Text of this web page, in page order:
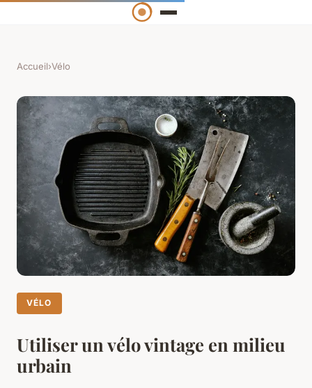
Accueil›Vélo
VÉLO
Utiliser un vélo vintage en milieu
urbain